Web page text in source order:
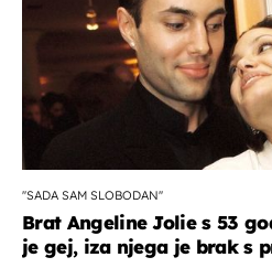
''SADA SAM SLOBODAN''
Brat Angeline Jolie s 53
je gej, iza njega je brak s